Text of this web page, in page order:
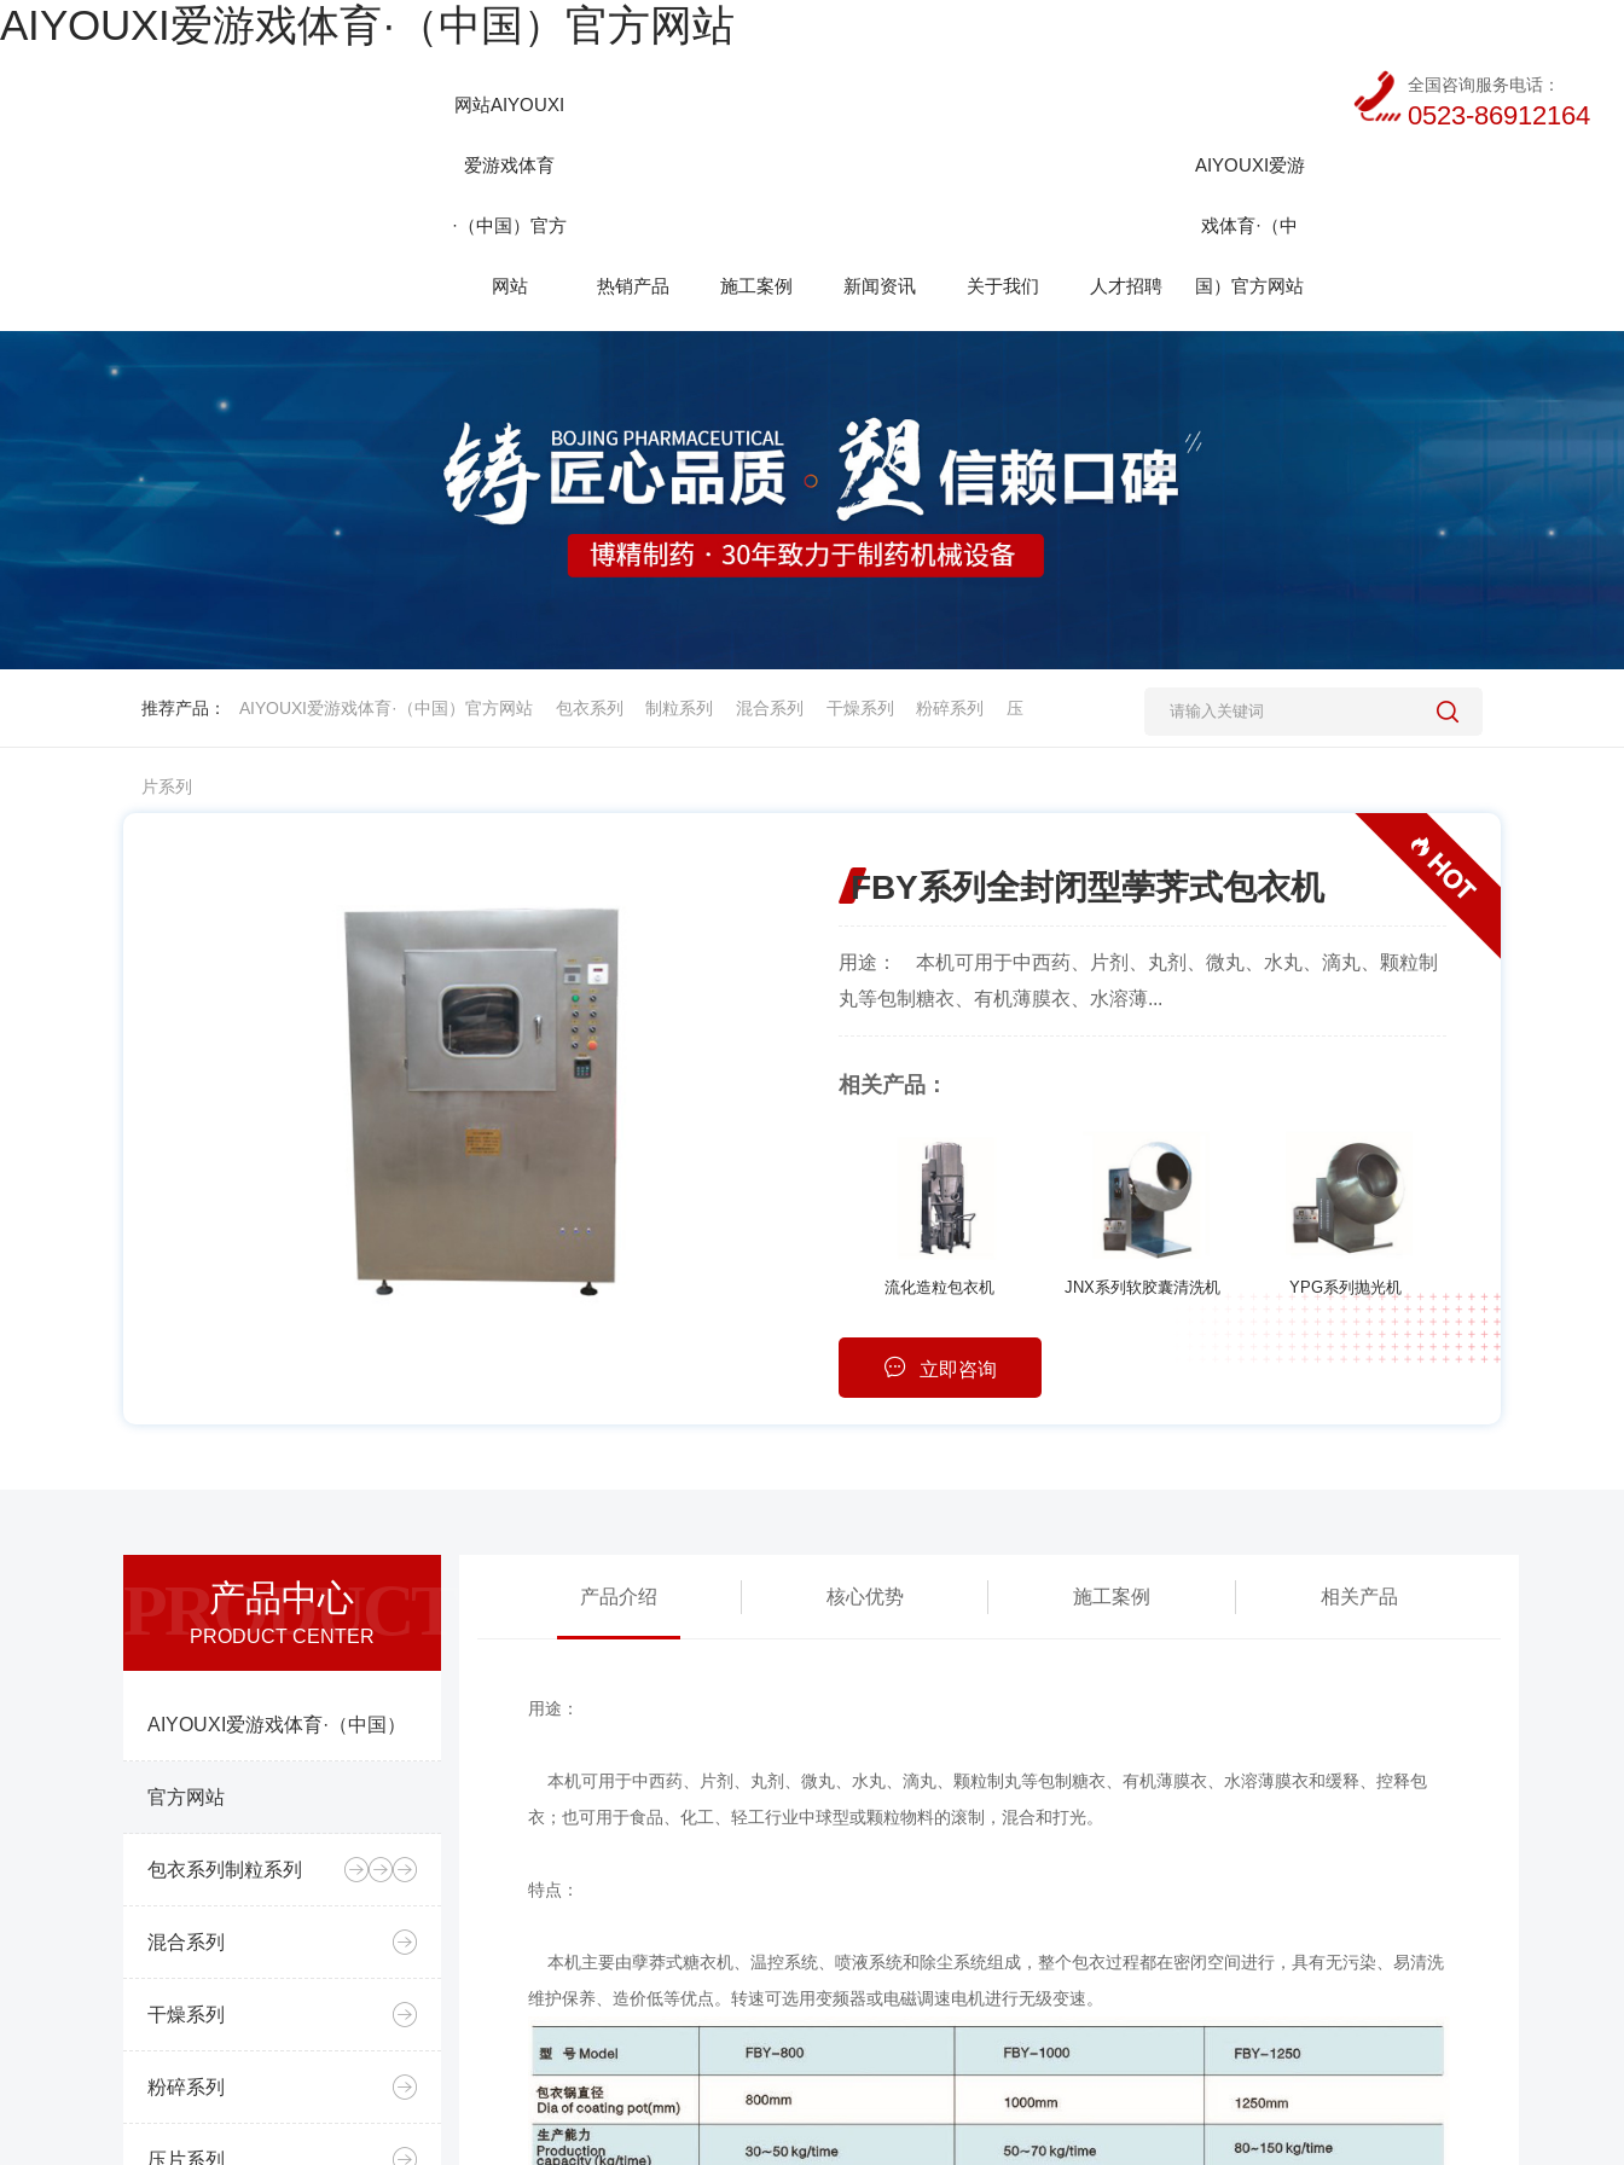
AIYOUXI爱游戏体育·（中国）官方网站
网站AIYOUXI
爱游戏体育
·（中国）官方
网站 热销产品 施工案例 新闻资讯 关于我们 人才招聘
AIYOUXI爱游
戏体育·（中
国）官方网站
全国咨询服务电话：
0523-86912164
推荐产品： AIYOUXI爱游戏体育·（中国）官方网站 包衣系列 制粒系列 混合系列 干燥系列 粉碎系列 压
片系列
FBY系列全封闭型荸荠式包衣机
用途： 本机可用于中西药、片剂、丸剂、微丸、水丸、滴丸、颗粒制
丸等包制糖衣、有机薄膜衣、水溶薄...
相关产品：
流化造粒包衣机 JNX系列软胶囊清洗机 YPG系列抛光机
立即咨询
产品中心
PRODUCT CENTER
PRODUCT
AIYOUXI爱游戏体育·（中国）
官方网站
包衣系列 制粒系列
混合系列
干燥系列
粉碎系列
压片系列
产品介绍 核心优势 施工案例 相关产品
用途：
本机可用于中西药、片剂、丸剂、微丸、水丸、滴丸、颗粒制丸等包制糖衣、有机薄膜衣、水溶薄膜衣和缓释、控释包
衣；也可用于食品、化工、轻工行业中球型或颗粒物料的滚制，混合和打光。
特点：
本机主要由孽莽式糖衣机、温控系统、喷液系统和除尘系统组成，整个包衣过程都在密闭空间进行，具有无污染、易清洗
维护保养、造价低等优点。转速可选用变频器或电磁调速电机进行无级变速。